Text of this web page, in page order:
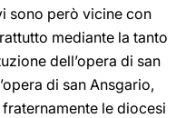
sono però vicine con
mediante la tanto
dell’opera di san
di san Ansgario,
le diocesi